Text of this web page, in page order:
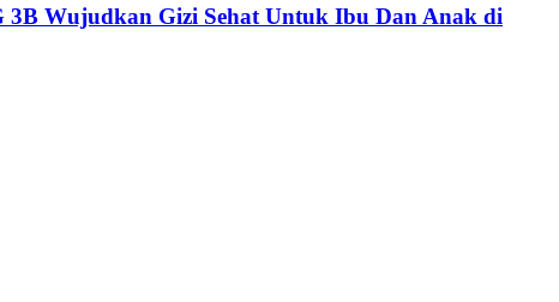
Wujudkan Gizi Sehat Untuk Ibu Dan Anak di